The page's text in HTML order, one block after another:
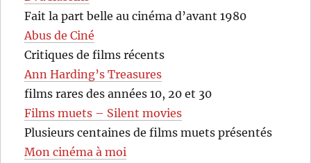
Fait la part belle au cinéma d’avant 1980
Abus de Ciné
Critiques de films récents
Ann Harding’s Treasures
films rares des années 10, 20 et 30
Films muets – Silent movies
Plusieurs centaines de films muets présentés
Mon cinéma à moi